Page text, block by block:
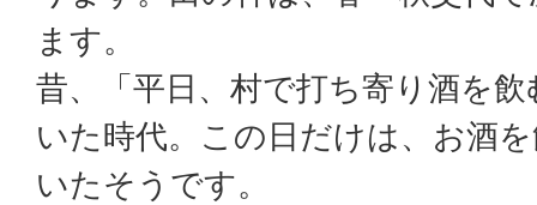
ます。
昔、「平日、村で打ち寄り酒を
いた時代。この日だけは、お酒
いたそうです。